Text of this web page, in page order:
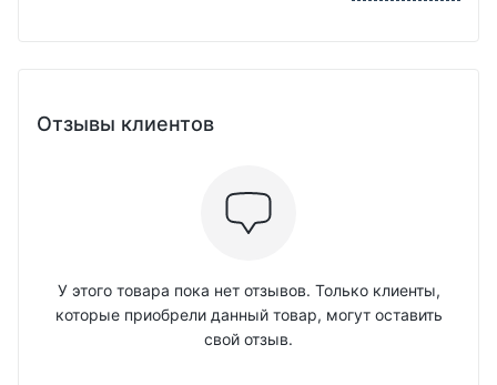
Отзывы клиентов
У этого товара пока нет отзывов. Только клиенты,
которые приобрели данный товар, могут оставить
свой отзыв.